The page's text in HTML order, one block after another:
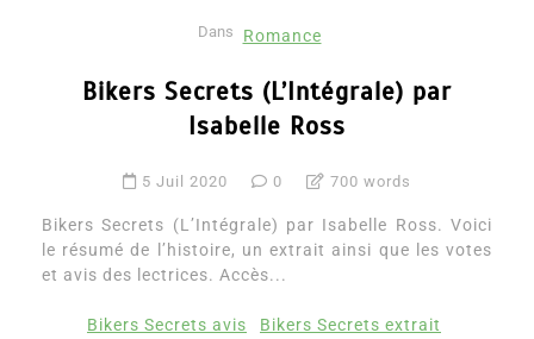
Dans Romance
Bikers Secrets (L’Intégrale) par
Isabelle Ross
5 Juil 2020 0 700 words
Bikers Secrets (L’Intégrale) par Isabelle Ross. Voici
le résumé de l’histoire, un extrait ainsi que les votes
et avis des lectrices. Accès...
Bikers Secrets avis
Bikers Secrets extrait